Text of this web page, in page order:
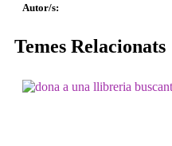
Autor/s:
Temes Relacionats